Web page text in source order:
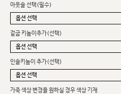
아웃솔 선택(필수)
겉굽 키높이추가(선택)
인솔키높이 추가(선택)
가죽 색상 변경을 원하실 경우 색상 기재